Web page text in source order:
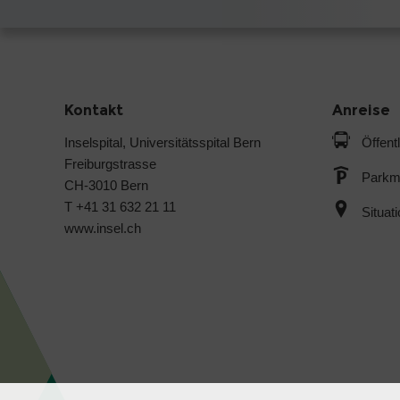
Kontakt
Inselspital, Universitätsspital Bern
Freiburgstrasse
CH-3010 Bern
T +41 31 632 21 11
www.insel.ch
Anreise